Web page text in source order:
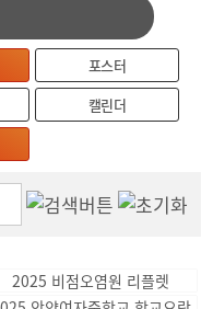
포스터
캘린더